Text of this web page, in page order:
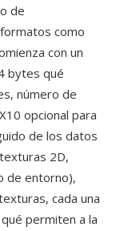
de
como
con un
bytes qué
número de
opcional para
de los datos
2D,
de entorno),
cada una
permiten a la